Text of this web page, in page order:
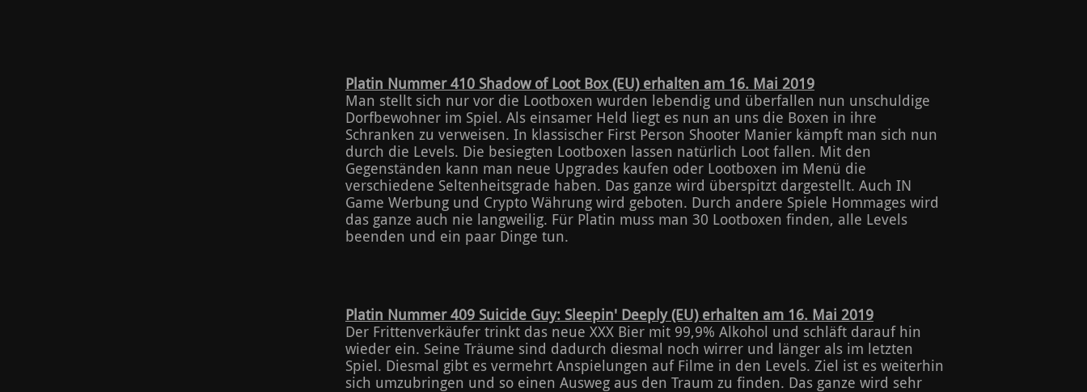
Platin Nummer 410 Shadow of Loot Box (EU) erhalten am 16. Mai 2019
Man stellt sich nur vor die Lootboxen wurden lebendig und überfallen nun unschuldige
Dorfbewohner im Spiel. Als einsamer Held liegt es nun an uns die Boxen in ihre
Schranken zu verweisen. In klassischer First Person Shooter Manier kämpft man sich nun
durch die Levels. Die besiegten Lootboxen lassen natürlich Loot fallen. Mit den
Gegenständen kann man neue Upgrades kaufen oder Lootboxen im Menü die
verschiedene Seltenheitsgrade haben. Das ganze wird überspitzt dargestellt. Auch IN
Game Werbung und Crypto Währung wird geboten. Durch andere Spiele Hommages wird
das ganze auch nie langweilig. Für Platin muss man 30 Lootboxen finden, alle Levels
beenden und ein paar Dinge tun.
Platin Nummer 409 Suicide Guy: Sleepin' Deeply (EU) erhalten am 16. Mai 2019
Der Frittenverkäufer trinkt das neue XXX Bier mit 99,9% Alkohol und schläft darauf hin
wieder ein. Seine Träume sind dadurch diesmal noch wirrer und länger als im letzten
Spiel. Diesmal gibt es vermehrt Anspielungen auf Filme in den Levels. Ziel ist es weiterhin
sich umzubringen und so einen Ausweg aus den Traum zu finden. Das ganze wird sehr